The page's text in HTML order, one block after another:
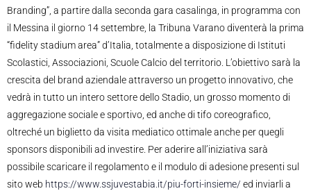
Branding”, a partire dalla seconda gara casalinga, in programma con
il Messina il giorno 14 settembre, la Tribuna Varano diventerà la prima
“fidelity stadium area” d’Italia, totalmente a disposizione di Istituti
Scolastici, Associazioni, Scuole Calcio del territorio. L’obiettivo sarà la
crescita del brand aziendale attraverso un progetto innovativo, che
vedrà in tutto un intero settore dello Stadio, un grosso momento di
aggregazione sociale e sportivo, ed anche di tifo coreografico,
oltreché un biglietto da visita mediatico ottimale anche per quegli
sponsors disponibili ad investire. Per aderire all’iniziativa sarà
possibile scaricare il regolamento e il modulo di adesione presenti sul
sito web https://www.ssjuvestabia.it/piu-forti-insieme/ ed inviarli a